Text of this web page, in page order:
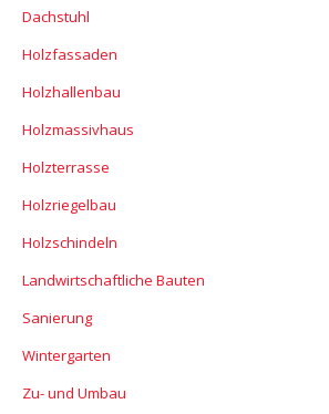
Dachstuhl
Holzfassaden
Holzhallenbau
Holzmassivhaus
Holzterrasse
Holzriegelbau
Holzschindeln
Landwirtschaftliche Bauten
Sanierung
Wintergarten
Zu- und Umbau